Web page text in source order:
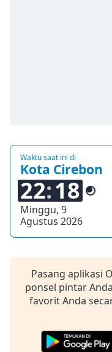
Waktu saat ini di
Kota Cirebon
22 18
Minggu, 9
Agustus 2026
Pasang aplikasi
ponsel pintar
favorit Anda